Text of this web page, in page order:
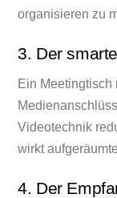
organisieren zu
3. Der
Ein Meetingtisch
Videotechnik
wirkt
4. Der